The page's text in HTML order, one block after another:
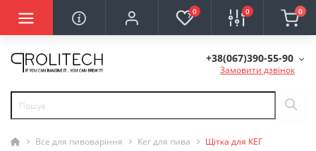
0 0 0
+38(067)390-55-90
Замовити дзвінок
Все для пивоваріння Кег для пива Щітка для КЕГ